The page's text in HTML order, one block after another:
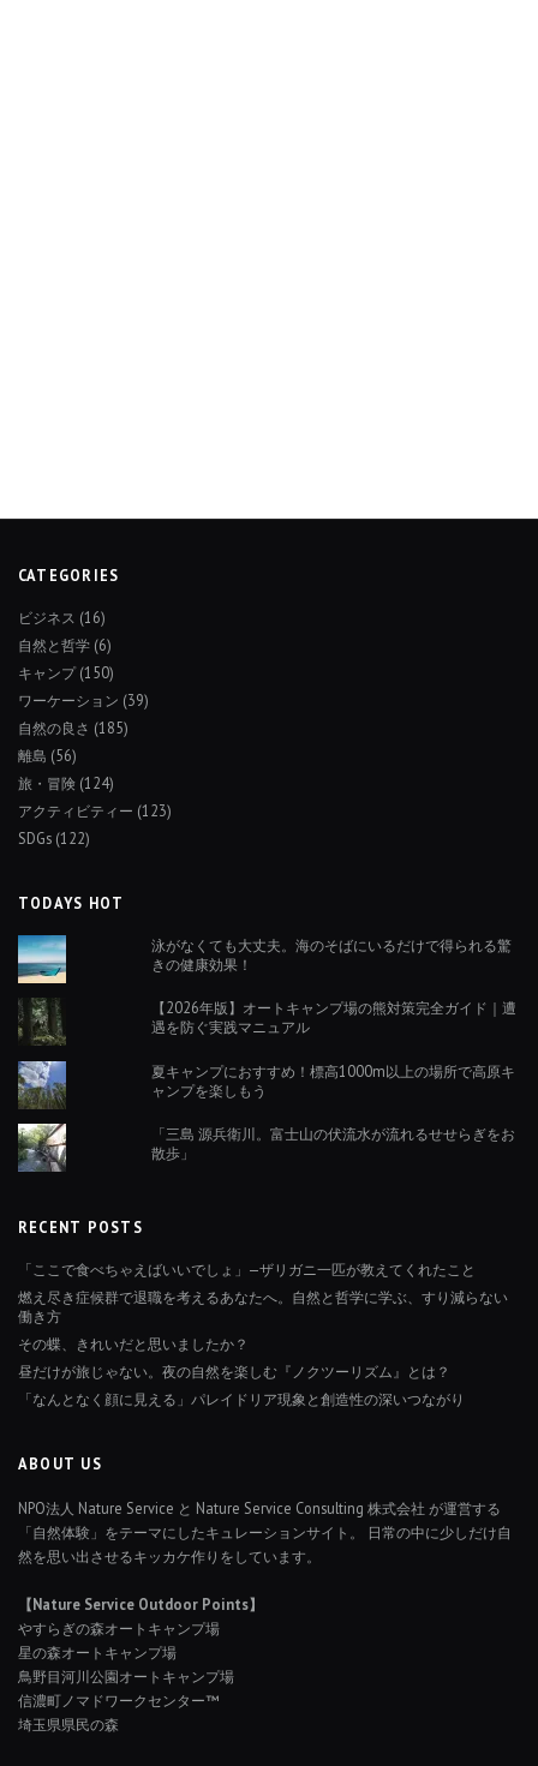
CATEGORIES
ビジネス (16)
自然と哲学 (6)
キャンプ(150)
ワーケーション (39)
自然の良さ (185)
離島 (56)
旅・冒険 (124)
アクティビティー (123)
SDGs (122)
TODAYS HOT
泳がなくても大丈夫。海のそばにいるだけで得られる驚
きの健康効果！
【2026年版】オートキャンプ場の熊対策完全ガイド｜遭
遇を防ぐ実践マニュアル
夏キャンプにおすすめ！標高1000m以上の場所で高原キ
ャンプを楽しもう
「三島 源兵衛川。富士山の伏流水が流れるせせらぎをお
散歩」
RECENT POSTS
「ここで食べちゃえばいいでしょ」—ザリガニ一匹が教えてくれたこと
燃え尽き症候群で退職を考えるあなたへ。自然と哲学に学ぶ、すり減らない
働き方
その蝶、きれいだと思いましたか？
昼だけが旅じゃない。夜の自然を楽しむ『ノクツーリズム』とは？
「なんとなく顔に見える」パレイドリア現象と創造性の深いつながり
ABOUT US
NPO法人 Nature Service と Nature Service Consulting 株式会社 が運営する
「自然体験」をテーマにしたキュレーションサイト。 日常の中に少しだけ自
然を思い出させるキッカケ作りをしています。
【Nature Service Outdoor Points】
やすらぎの森オートキャンプ場
星の森オートキャンプ場
鳥野目河川公園オートキャンプ場
信濃町ノマドワークセンター™
埼玉県県民の森